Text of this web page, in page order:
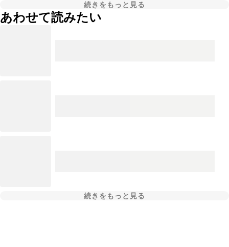
続きをもっと見る
あわせて読みたい
続きをもっと見る